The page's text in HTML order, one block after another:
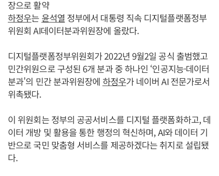
장으로 활약
하정우는 윤석열 정부에서 대통령 직속 디지털플랫폼정부
위원회 AI데이터분과위원장에 올랐다.
디지털플랫폼정부위원회가 2022년 9월2일 공식 출범했고
민간위원으로 구성된 6개 분과 중 하나인 ‘인공지능·데이터
분과'의 민간 분과위원장에 하정우가 네이버 AI 전문가로서
위촉됐다.
이 위원회는 정부의 공공서비스를 디지털 플랫폼화하고, 데
이터 개방 및 활용을 통한 행정의 혁신하며, AI와 데이터 기
반으로 국민 맞춤형 서비스를 제공하겠다는 취지로 설립됐
다.